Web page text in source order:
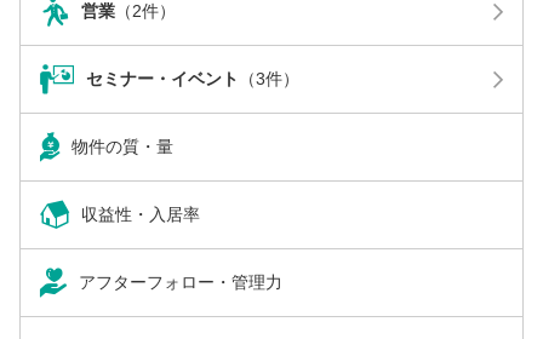
営業 （2件）
セミナー・イベント （3件）
物件の質・量
収益性・入居率
アフターフォロー・管理力